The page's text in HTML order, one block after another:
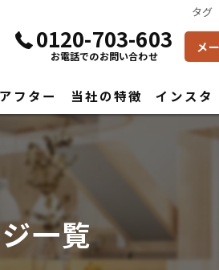
タグ
0120-703-603
お電話でのお問い合わせ
メ
フター 当社の特徴
内装
屋根
インスタ
一覧